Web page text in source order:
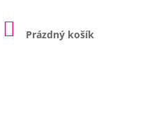
NÁKUPNÍ
KOŠÍK
Prázdný košík